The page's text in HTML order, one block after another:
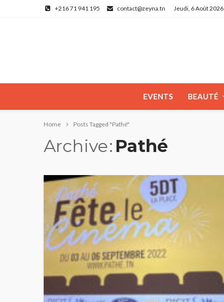
+216 71 941 195 contact@zeyna.tn Jeudi, 6 Août 2026
EVENTS BEAUTÉ
Home Posts Tagged "Pathé"
Archive Pathé